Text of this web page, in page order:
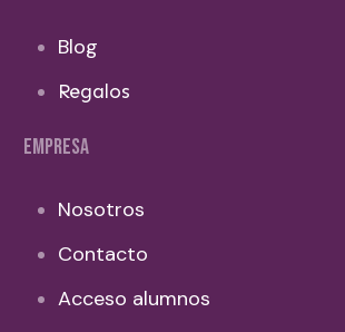
Blog
Regalos
EMPRESA
Nosotros
Contacto
Acceso alumnos